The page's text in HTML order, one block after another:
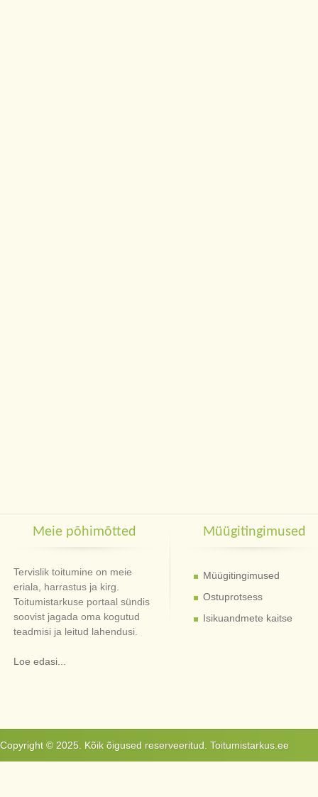
Meie põhimõtted
Tervislik toitumine on meie
eriala, harrastus ja kirg.
Toitumistarkuse portaal sündis
soovist jagada oma kogutud
teadmisi ja leitud lahendusi.
Loe edasi...
Müügitingimused
Müügitingimused
Ostuprotsess
Isikuandmete kaitse
Copyright © 2025. Kõik õigused reserveeritud. Toitumistarkus.ee